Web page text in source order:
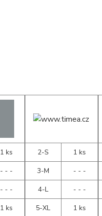
1 ks
- - -
- - -
1 ks
2-S
1 ks
3-M
- - -
4-L
- - -
5-XL
1 ks